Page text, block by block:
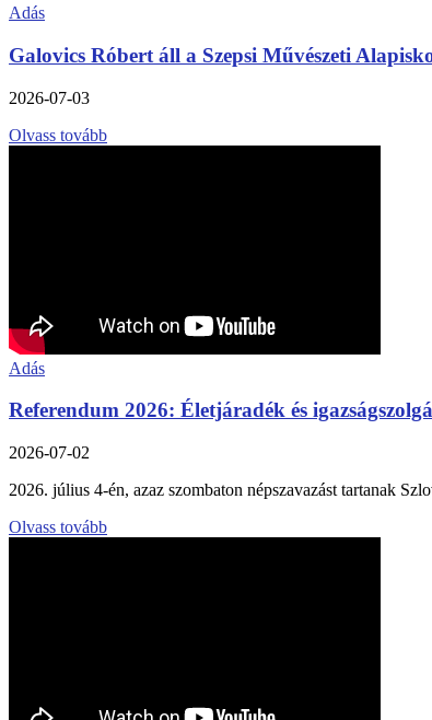
Adás
Galovics Róbert áll a Szepsi Művészeti
2026-07-03
Olvass tovább
Adás
Referendum 2026: Életjáradék és
2026-07-02
2026. július 4-én, azaz szombaton népszavazást tartanak
Olvass tovább